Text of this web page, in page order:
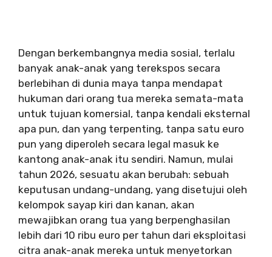
Dengan berkembangnya media sosial, terlalu
banyak anak-anak yang terekspos secara
berlebihan di dunia maya tanpa mendapat
hukuman dari orang tua mereka semata-mata
untuk tujuan komersial, tanpa kendali eksternal
apa pun, dan yang terpenting, tanpa satu euro
pun yang diperoleh secara legal masuk ke
kantong anak-anak itu sendiri. Namun, mulai
tahun 2026, sesuatu akan berubah: sebuah
keputusan undang-undang, yang disetujui oleh
kelompok sayap kiri dan kanan, akan
mewajibkan orang tua yang berpenghasilan
lebih dari 10 ribu euro per tahun dari eksploitasi
citra anak-anak mereka untuk menyetorkan